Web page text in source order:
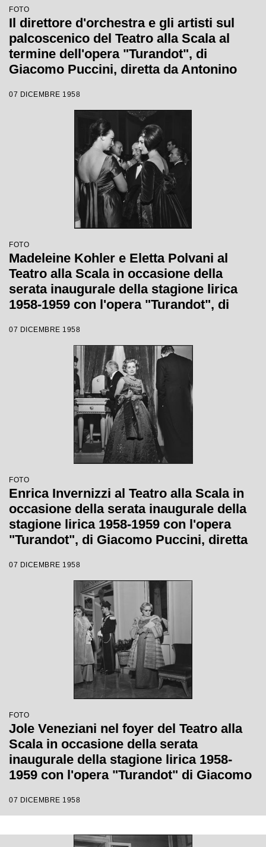
FOTO
Il direttore d'orchestra e gli artisti sul
palcoscenico del Teatro alla Scala al
termine dell'opera "Turandot", di
Giacomo Puccini, diretta da Antonino
Wallmann, che inaugura la stagione
lirica 1958-1959
07 DICEMBRE 1958
FOTO
Madeleine Kohler e Eletta Polvani al
Teatro alla Scala in occasione della
serata inaugurale della stagione lirica
1958-1959 con l'opera "Turandot", di
Votto con la regia di Margherita
07 DICEMBRE 1958
FOTO
Enrica Invernizzi al Teatro alla Scala in
occasione della serata inaugurale della
stagione lirica 1958-1959 con l'opera
"Turandot", di Giacomo Puccini, diretta
Margherita Wallmann
07 DICEMBRE 1958
FOTO
Jole Veneziani nel foyer del Teatro alla
Scala in occasione della serata
inaugurale della stagione lirica 1958-
1959 con l'opera "Turandot" di Giacomo
regia di Margherita Walmann
07 DICEMBRE 1958